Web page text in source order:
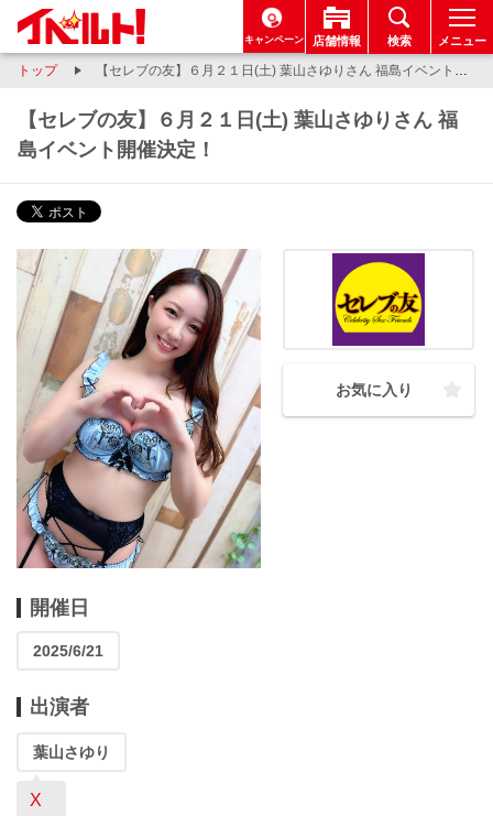
キャンペーン 店舗情報 検索 メニュー
トップ 【セレブの友】６月２１日(土) 葉山さゆりさん 福島イベント開催決定！
【セレブの友】６月２１日(土) 葉山さゆりさん 福
島イベント開催決定！
お気に入り
開催日
2025/6/21
出演者
葉山さゆり
X